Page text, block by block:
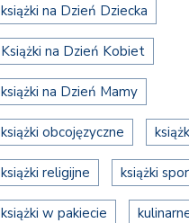
książki na Dzień Dziecka
Książki na Dzień Kobiet
książki na Dzień Mamy
książki obcojęzyczne
książki religijne książki
książki w pakiecie